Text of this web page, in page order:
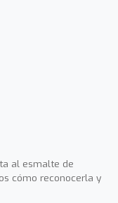
al esmalte de
cómo reconocerla y